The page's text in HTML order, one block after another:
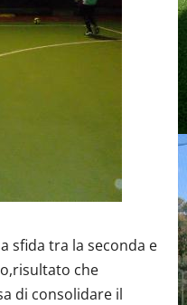
sfida tra la seconda e
che
di consolidare il